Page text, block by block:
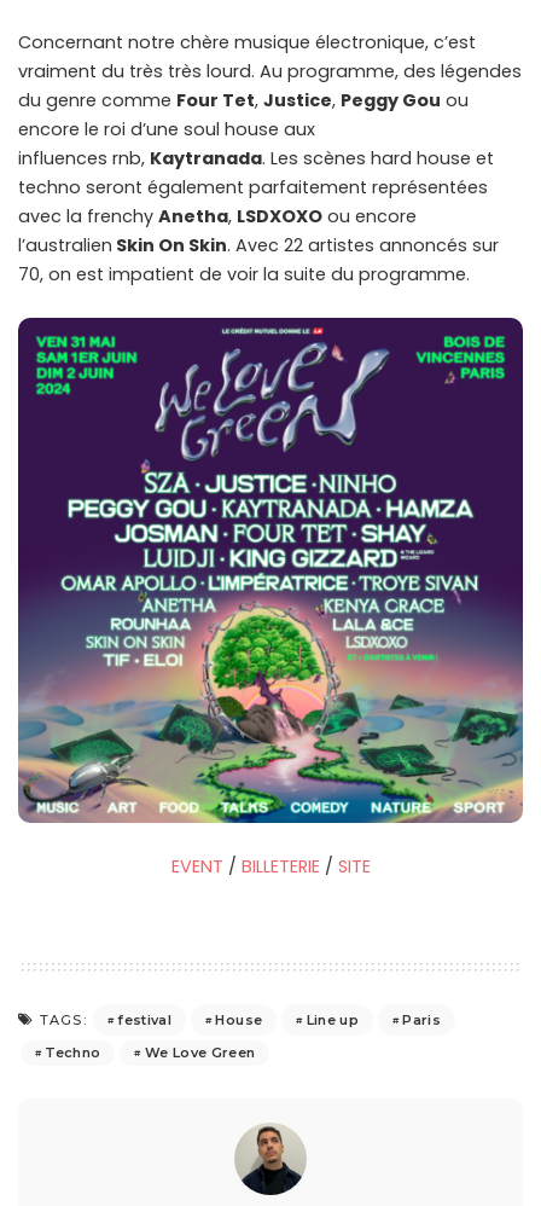
Concernant notre chère musique électronique, c’est
vraiment du très très lourd. Au programme, des légendes
du genre comme Four Tet, Justice, Peggy Gou ou
encore le roi d’une soul house aux
influences rnb, Kaytranada. Les scènes hard house et
techno seront également parfaitement représentées
avec la frenchy Anetha, LSDXOXO ou encore
l’australien Skin On Skin. Avec 22 artistes annoncés sur
70, on est impatient de voir la suite du programme.
EVENT / BILLETERIE/ SITE
TAGS: festival House Line up
Paris
Techno
We Love Green